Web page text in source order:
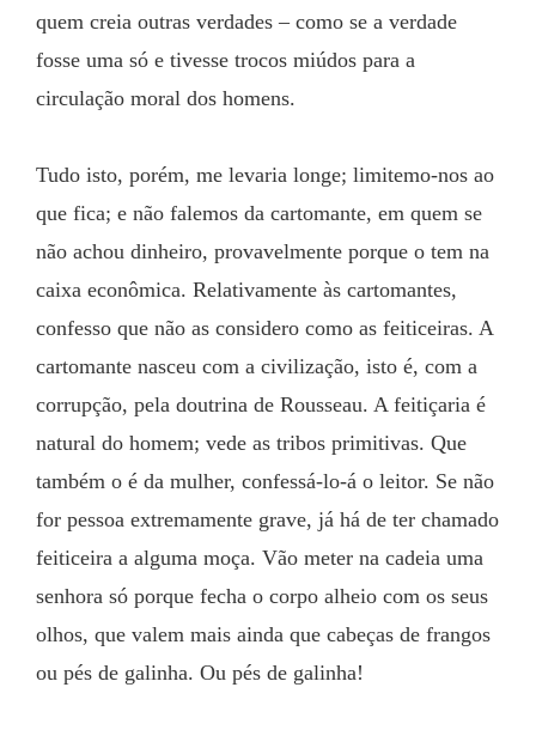
quem creia outras verdades – como se a verdade
fosse uma só e tivesse trocos miúdos para a
circulação moral dos homens.
Tudo isto, porém, me levaria longe; limitemo-nos ao
que fica; e não falemos da cartomante, em quem se
não achou dinheiro, provavelmente porque o tem na
caixa econômica. Relativamente às cartomantes,
confesso que não as considero como as feiticeiras. A
cartomante nasceu com a civilização, isto é, com a
corrupção, pela doutrina de Rousseau. A feitiçaria é
natural do homem; vede as tribos primitivas. Que
também o é da mulher, confessá-lo-á o leitor. Se não
for pessoa extremamente grave, já há de ter chamado
feiticeira a alguma moça. Vão meter na cadeia uma
senhora só porque fecha o corpo alheio com os seus
olhos, que valem mais ainda que cabeças de frangos
ou pés de galinha. Ou pés de galinha!